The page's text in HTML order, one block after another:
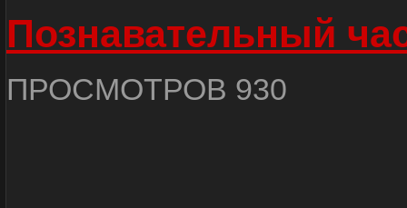
Познавательный
ПРОСМОТРОВ 930